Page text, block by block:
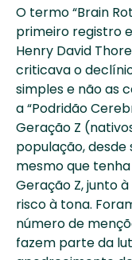
O termo “Brain
primeiro registro
Henry David
criticava o
simples e não as
a “Podridão
Geração Z
população,
mesmo que
Geração Z, junto
risco à tona.
número de
fazem parte da